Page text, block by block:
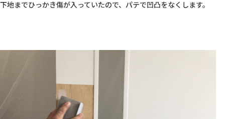
下地までひっかき傷が入っていたので、パテで凹凸をなくします。